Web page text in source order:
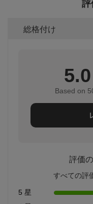
評
総格付け
5.0
Based on
評価
すべての評
5 星